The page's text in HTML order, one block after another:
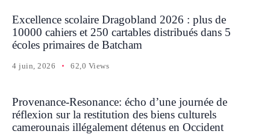
Excellence scolaire Dragobland 2026 : plus de
10000 cahiers et 250 cartables distribués dans 5
écoles primaires de Batcham
4 juin, 2026 62,0 Views
Provenance-Resonance: écho d’une journée de
réflexion sur la restitution des biens culturels
camerounais illégalement détenus en Occident